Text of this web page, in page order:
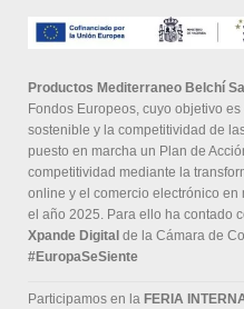
Productos Mediterraneo Belchí
Fondos Europeos, cuyo objetivo
sostenible y la competitividad de
puesto en marcha un Plan de
competitividad mediante la
online y el comercio electrónico
el año 2025. Para ello ha contado
Xpande Digital de la Cámara de
#EuropaSeSiente
Participamos en la FERIA